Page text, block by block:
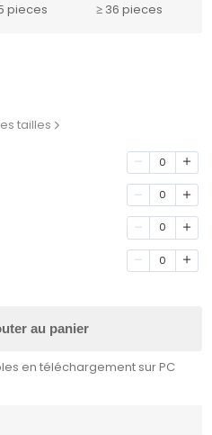
pieces ≥ 36 pieces
tailles
0
0
0
0
au panier
en téléchargement sur PC